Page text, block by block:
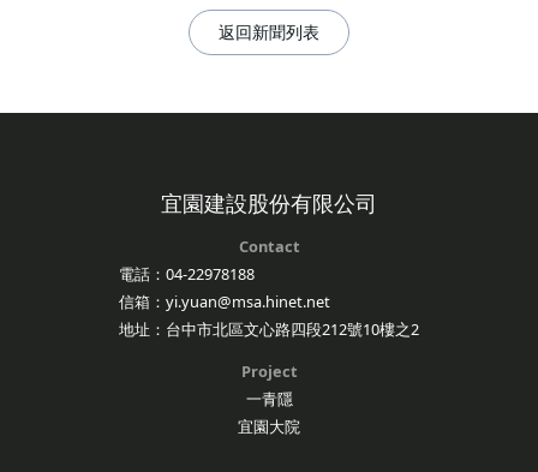
返回新聞列表
宜園建設股份有限公司
Contact
電話：04-22978188
信箱：yi.yuan@msa.hinet.net
地址：台中市北區文心路四段212號10樓之2
Project
一青隱
宜園大院